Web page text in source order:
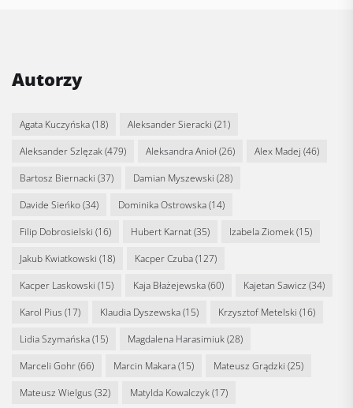
Autorzy
Agata Kuczyńska(18) Aleksander Sieracki (21)
Aleksander Szlęzak(479) Aleksandra Anioł(26) Alex Madej (46)
Bartosz Biernacki (37) Damian Myszewski (28)
Davide Sieńko(34) Dominika Ostrowska(14)
Filip Dobrosielski (16) Hubert Karnat(35) Izabela Ziomek(15)
Jakub Kwiatkowski (18) Kacper Czuba(127)
Kacper Laskowski (15) Kaja Błażejewska(60) Kajetan Sawicz (34)
Karol Pius (17) Klaudia Dyszewska(15) Krzysztof Metelski (16)
Lidia Szymańska(15) Magdalena Harasimiuk(28)
Marceli Gohr(66) Marcin Makara(15) Mateusz Grądzki (25)
Mateusz Wielgus (32) Matylda Kowalczyk(17)